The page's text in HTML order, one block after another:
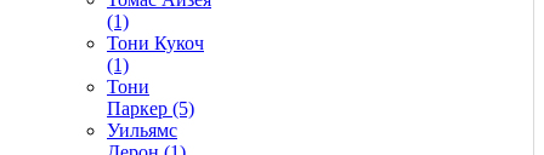
(1)
Тони Кукоч
(1)
Тони
Паркер (5)
Уильямс